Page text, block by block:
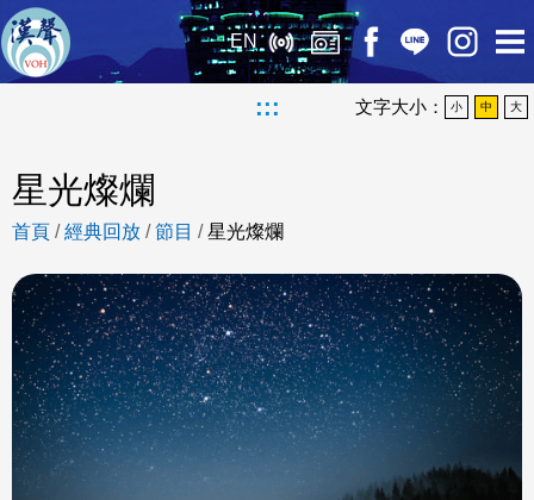
EN
::: 文字大小： 小 中 大
星光燦爛
首頁 /經典回放 /節目 /星光燦爛